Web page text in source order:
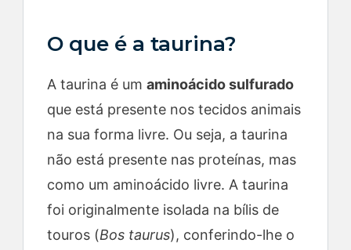
O que é a taurina?
A taurina é um aminoácido sulfurado
que está presente nos tecidos animais
na sua forma livre. Ou seja, a taurina
não está presente nas proteínas, mas
como um aminoácido livre. A taurina
foi originalmente isolada na bílis de
touros (Bos taurus), conferindo-lhe o